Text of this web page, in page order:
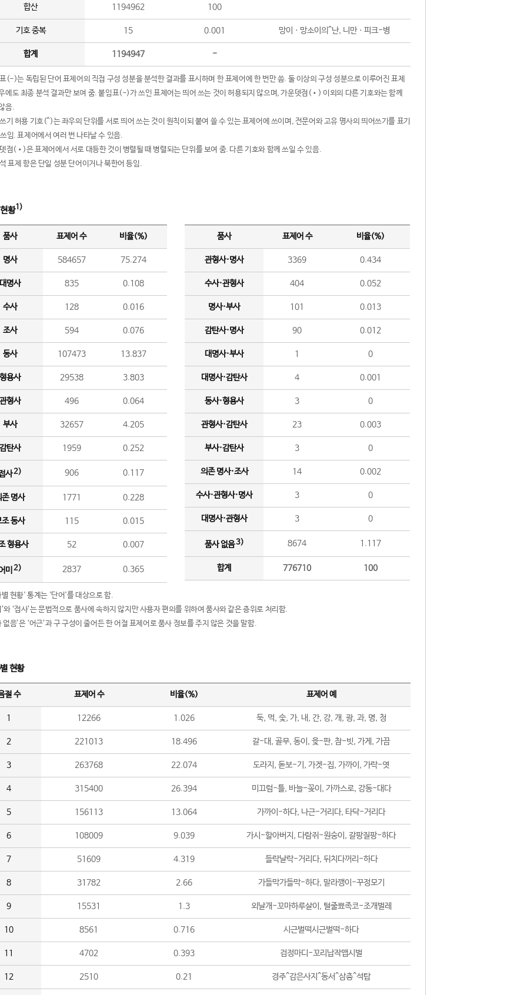
합산 1194962 100
기호 중복 15 0.001 망이ㆍ망소이의^난, 니만ㆍ피크-병
합계 1194947 -
(-)는 독립된 단어 표제어의 직접 구성 성분을 분석한 결과를 표시하며 한 표제어에 한 번만 씀. 둘 이상의 구성 성분으로 이루어진 표제
에도 최종 분석 결과만 보여 줌. 붙임표(-)가 쓰인 표제어는 띄어 쓰는 것이 허용되지 않으며, 가운뎃점(•) 이외의 다른 기호와는 함께
음.
기 허용 기호(^)는 좌우의 단위를 서로 띄어 쓰는 것이 원칙이되 붙여 쓸 수 있는 표제어에 쓰이며, 전문어와 고유 명사의 띄어쓰기를 표기
임. 표제어에서 여러 번 나타날 수 있음.
점(•)은 표제어에서 서로 대등한 것이 병렬될 때 병렬되는 단위를 보여 줌. 다른 기호와 함께 쓰일 수 있음.
표제 항은 단일 성분 단어이거나 북한어 등임.
황1)
품사 표제어 수 비율(%)
명사 584657 75.274
명사 835 0.108
수사 128 0.016
조사 594 0.076
동사 107473 13.837
용사 29538 3.803
형사 496 0.064
부사 32657 4.205
탄사 1959 0.252
사2) 906 0.117
존 명사 1771 0.228
조 동사 115 0.015
형용사 52 0.007
미 2) 2837 0.365
품사 표제어 수 비율(%)
관형사·명사 3369 0.434
수사·관형사 404 0.052
명사·부사 101 0.013
감탄사·명사 90 0.012
대명사·부사 1 0
대명사·감탄사 4 0.001
동사·형용사 3 0
관형사·감탄사 23 0.003
부사·감탄사 3 0
의존 명사·조사 14 0.002
수사·관형사·명사 3 0
대명사·관형사 3 0
품사 없음3) 8674 1.117
합계 776710 100
현황' 통계는 '단어'를 대상으로 함.
와 ‘접사’는 문법적으로 품사에 속하지 않지만 사용자 편의를 위하여 품사와 같은 층위로 처리함.
없음’은 ‘어근’과 구 구성이 줄어든 한 어절 표제어로 품사 정보를 주지 않은 것을 말함.
현황
절 수 표제어 수 비율(%) 표제어 예
1 12266 1.026 둑, 먹, 숯, 가, 내, 간, 강, 개, 광, 과, 명, 청
2 221013 18.496 갈-대, 골무, 동이, 윷-판, 참-빗, 가게, 가끔
3 263768 22.074 도라지, 돋보-기, 가겟-집, 가까이, 가락-엿
4 315400 26.394 미끄럼-틀, 바늘-꽂이, 가까스로, 강동-대다
5 156113 13.064 가까이-하다, 나근-거리다, 타닥-거리다
6 108009 9.039 가시-할아버지, 다람쥐-원숭이, 갈팡질팡-하다
7 51609 4.319 들락날락-거리다, 뒤치다꺼리-하다
8 31782 2.66 가들막가들막-하다, 말라깽이-꾸정모기
9 15531 1.3 외날개-꼬마하루살이, 털줄뾰족코-조개벌레
10 8561 0.716 시근벌떡시근벌떡-하다
11 4702 0.393 검정마디-꼬리납작맵시벌
12 2510 0.21 경주^감은사지^동서^삼층^석탑